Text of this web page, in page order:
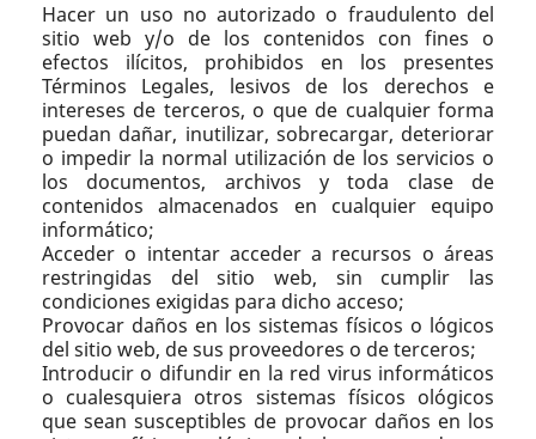
Hacer un uso no autorizado o fraudulento del
sitio web y/o de los contenidos con fines o
efectos ilícitos, prohibidos en los presentes
Términos Legales, lesivos de los derechos e
intereses de terceros, o que de cualquier forma
puedan dañar, inutilizar, sobrecargar, deteriorar
o impedir la normal utilización de los servicios o
los documentos, archivos y toda clase de
contenidos almacenados en cualquier equipo
informático;
Acceder o intentar acceder a recursos o áreas
restringidas del sitio web, sin cumplir las
condiciones exigidas para dicho acceso;
Provocar daños en los sistemas físicos o lógicos
del sitio web, de sus proveedores o de terceros;
Introducir o difundir en la red virus informáticos
o cualesquiera otros sistemas físicos ológicos
que sean susceptibles de provocar daños en los